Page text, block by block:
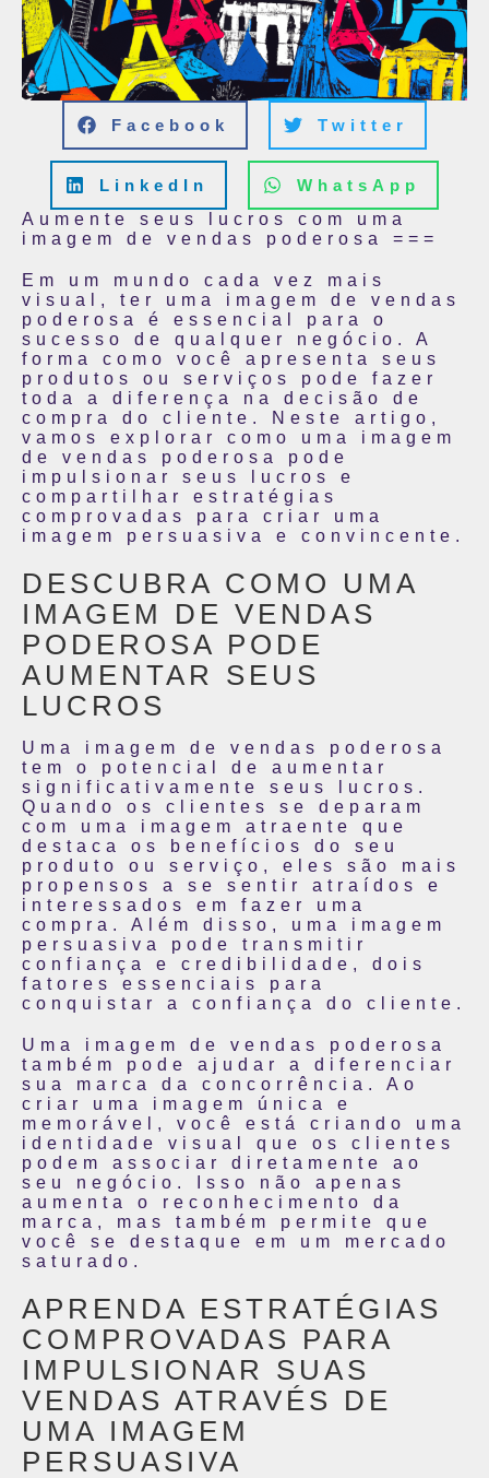
Facebook Twitter
LinkedIn
WhatsApp
Aumente seus lucros com uma
imagem de vendas poderosa ===
Em um mundo cada vez mais
visual, ter uma imagem de vendas
poderosa é essencial para o
sucesso de qualquer negócio. A
forma como você apresenta seus
produtos ou serviços pode fazer
toda a diferença na decisão de
compra do cliente. Neste artigo,
vamos explorar como uma imagem
de vendas poderosa pode
impulsionar seus lucros e
compartilhar estratégias
comprovadas para criar uma
imagem persuasiva e convincente.
DESCUBRA COMO UMA
IMAGEM DE VENDAS
PODEROSA PODE
AUMENTAR SEUS
LUCROS
Uma imagem de vendas poderosa
tem o potencial de aumentar
significativamente seus lucros.
Quando os clientes se deparam
com uma imagem atraente que
destaca os benefícios do seu
produto ou serviço, eles são mais
propensos a se sentir atraídos e
interessados em fazer uma
compra. Além disso, uma imagem
persuasiva pode transmitir
confiança e credibilidade, dois
fatores essenciais para
conquistar a confiança do cliente.
Uma imagem de vendas poderosa
também pode ajudar a diferenciar
sua marca da concorrência. Ao
criar uma imagem única e
memorável, você está criando uma
identidade visual que os clientes
podem associar diretamente ao
seu negócio. Isso não apenas
aumenta o reconhecimento da
marca, mas também permite que
você se destaque em um mercado
saturado.
APRENDA ESTRATÉGIAS
COMPROVADAS PARA
IMPULSIONAR SUAS
VENDAS ATRAVÉS DE
UMA IMAGEM
PERSUASIVA